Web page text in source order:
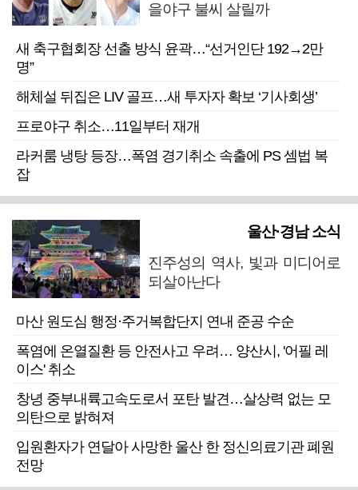
을야구 불씨 살릴까
새 축구협회장 선출 방식 윤곽…“선거인단 192→2만
명”
해체설 뒤집은 LIV 골프…새 투자자 확보 ‘기사회생’
프로야구 취소…11일부터 재개
라커룸 냉탕 등장…폭염 경기취소 속출에 PS 셈법 복
잡
울산·경남 소식
진주성의 역사, 빛과 미디어로
되살아난다
마산 원도심 행정·주거복합단지 연내 준공 수순
폭염에 온열질환 등 안전사고 우려… 양산시, '어필 레
이스' 취소
창녕 중부내륙고속도로서 포탄 발견…살상력 없는 모
의탄으로 밝혀져
입원환자가 연달아 사망한 울산 한 정신의료기관 폐원
전망